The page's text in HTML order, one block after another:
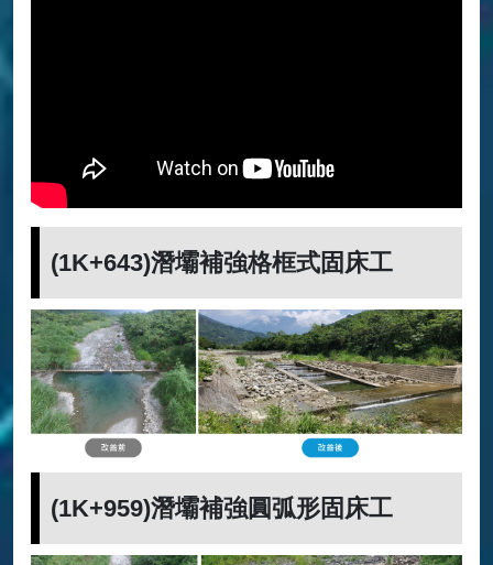
(1K+643)潛壩補強格框式固床工
(1K+959)潛壩補強圓弧形固床工